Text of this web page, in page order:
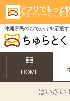
アプリでもっと
通知でセールも見
沖縄県民のおでかけを応援す
HOME
はいさい！